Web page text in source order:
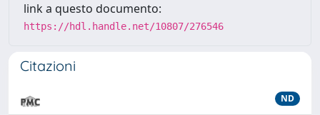
link a questo documento:
https://hdl.handle.net/10807/276546
Citazioni
ND